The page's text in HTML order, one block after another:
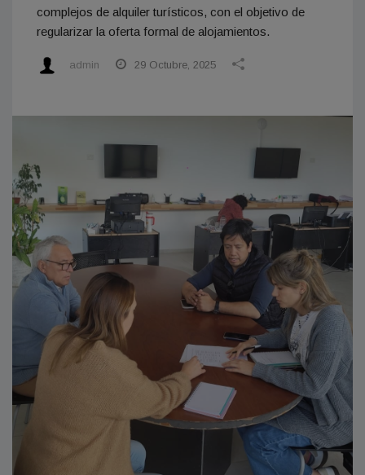
complejos de alquiler turísticos, con el objetivo de
regularizar la oferta formal de alojamientos.
admin 29 Octubre, 2025